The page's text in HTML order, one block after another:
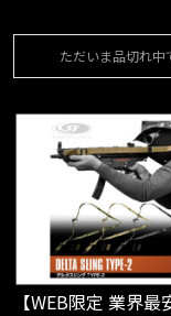
ただいま品切れ中
【WEB限定 業界最